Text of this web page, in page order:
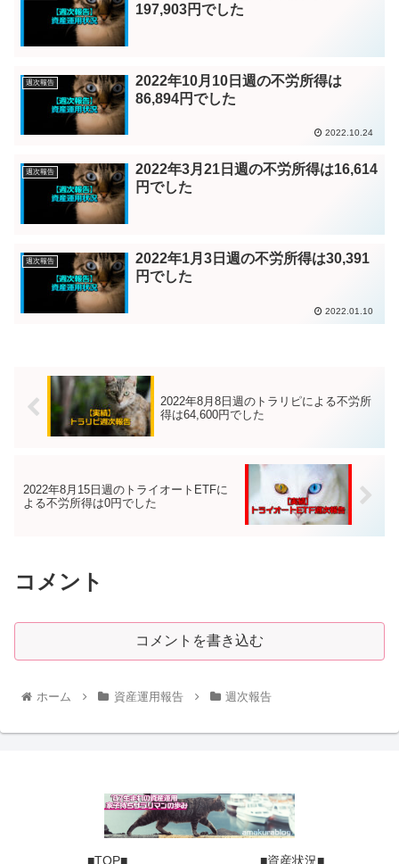
197,903円でした
週次報告
2022年10月10日週の不労所得は
86,894円でした
2022.10.24
週次報告
2022年3月21日週の不労所得は16,614
円でした
週次報告
2022年1月3日週の不労所得は30,391
円でした
2022.01.10
2022年8月8日週のトラリピによる不労所
得は64,600円でした
2022年8月15日週のトライオートETFに
よる不労所得は0円でした
コメント
コメントを書き込む
ホーム 資産運用報告 週次報告
■TOP■ ■資産状況■